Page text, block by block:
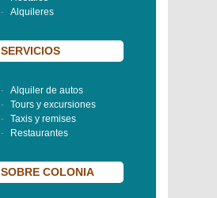
- Alquileres
SERVICIOS
- Alquiler de autos
- Tours y excursiones
- Taxis y remises
- Restaurantes
SOBRE COLONIA